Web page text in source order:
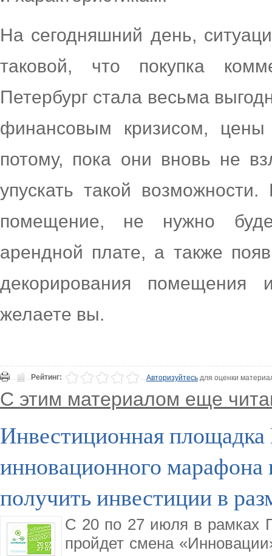
На сегодняшний день,
таковой, что покупка
Петербург стала весьма
финансовым кризисом,
потому, пока они вновь не
упускать такой
помещение, не нужно
арендной плате, а также
декорирования помещения
желаете вы.
Рейтинг: Авторизуйтесьдля оценки
С этим материалом еще
Инвестиционная площадка
инновационного марафона
получить инвестиции в
C 20 по 27 июля в рамках
пройдет смена